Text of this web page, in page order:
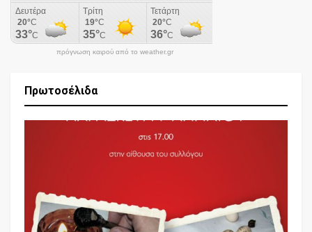
πρόγνωση καιρού από το weather.gr
Πρωτοσέλιδα